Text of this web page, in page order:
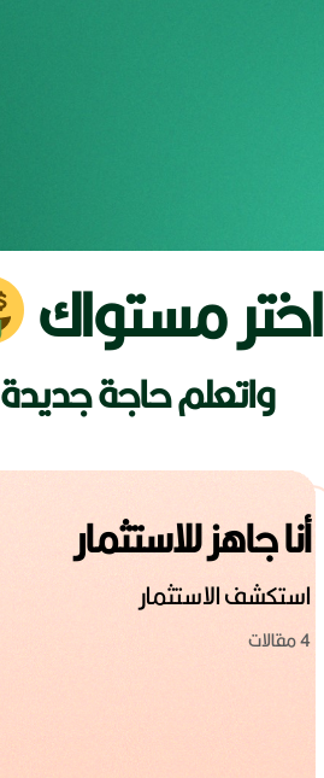
اختر مستواك
واتعلم حاجة جديدة
أنا جاهز للاستثمار
استكشف الاستثمار
4 مقالات